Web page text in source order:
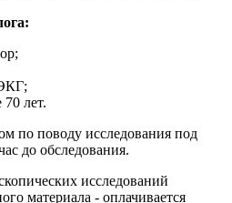
лет.
по поводу исследования под
до обследования.
исследований
материала - оплачивается